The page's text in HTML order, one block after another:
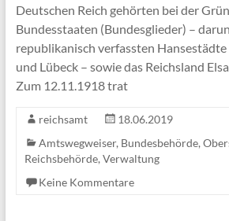
Deutschen Reich gehörten bei der
Bundesstaaten (Bundesglieder) –
republikanisch verfassten
und Lübeck – sowie das Reichsland
Zum 12.11.1918 trat
reichsamt
18.06.2019
Amtswegweiser, Bundesbehörde,
Reichsbehörde,Verwaltung
Keine Kommentare